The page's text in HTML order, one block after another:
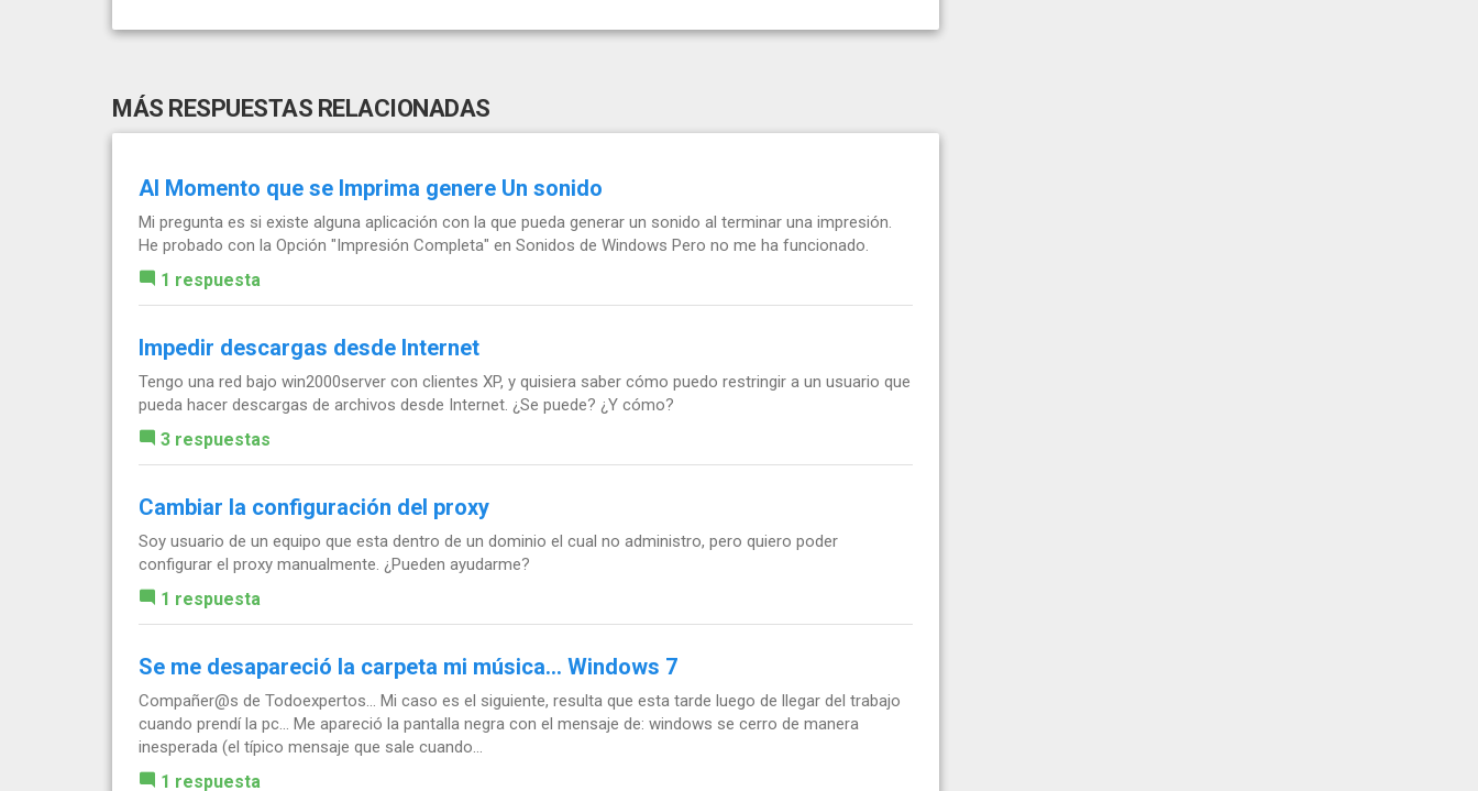
MÁS RESPUESTAS RELACIONADAS
Al Momento que se Imprima genere Un sonido
Mi pregunta es si existe alguna aplicación con la que pueda generar un sonido al terminar una impresión.
He probado con la Opción "Impresión Completa" en Sonidos de Windows Pero no me ha funcionado.
1 respuesta
Impedir descargas desde Internet
Tengo una red bajo win2000server con clientes XP, y quisiera saber cómo puedo restringir a un usuario que
pueda hacer descargas de archivos desde Internet. ¿Se puede? ¿Y cómo?
3 respuestas
Cambiar la configuración del proxy
Soy usuario de un equipo que esta dentro de un dominio el cual no administro, pero quiero poder
configurar el proxy manualmente. ¿Pueden ayudarme?
1 respuesta
Se me desapareció la carpeta mi música... Windows 7
Compañer@s de Todoexpertos... Mi caso es el siguiente, resulta que esta tarde luego de llegar del trabajo
cuando prendí la pc... Me apareció la pantalla negra con el mensaje de: windows se cerro de manera
inesperada (el típico mensaje que sale cuando...
1 respuesta